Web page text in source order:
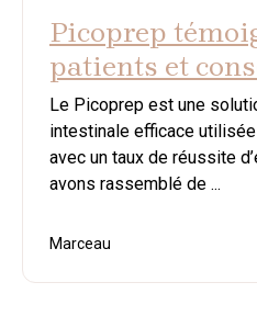
Picoprep
patients et
Le Picoprep est une
intestinale efficace
avec un taux de réussite
avons rassemblé de ...
Marceau